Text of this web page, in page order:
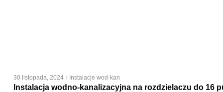
30 listopada, 2024 Instalacje wod-kan
Instalacja wodno-kanalizacyjna na rozdzielaczu do 16